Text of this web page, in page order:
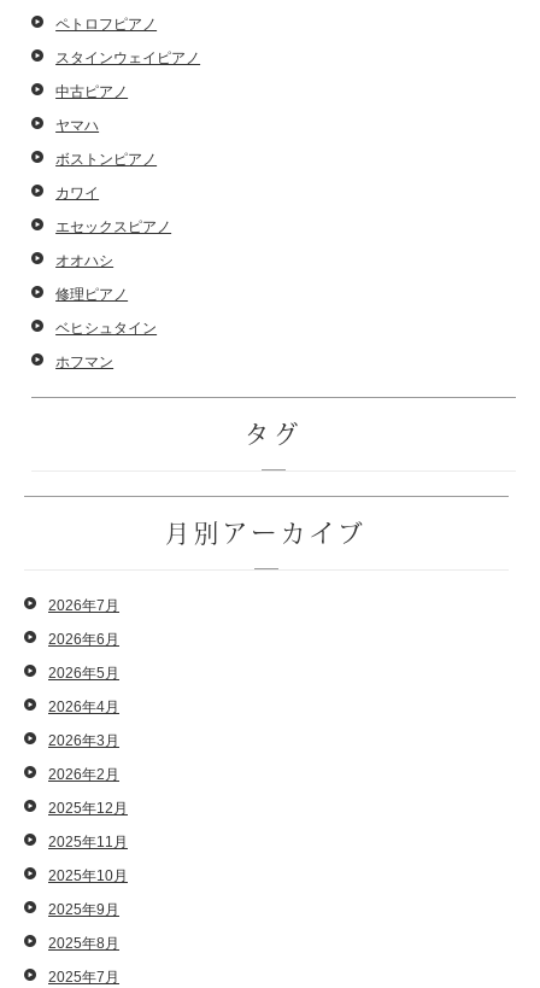
ペトロフピアノ
スタインウェイピアノ
中古ピアノ
ヤマハ
ボストンピアノ
カワイ
エセックスピアノ
オオハシ
修理ピアノ
ベヒシュタイン
ホフマン
タグ
月別アーカイブ
2026年7月
2026年6月
2026年5月
2026年4月
2026年3月
2026年2月
2025年12月
2025年11月
2025年10月
2025年9月
2025年8月
2025年7月